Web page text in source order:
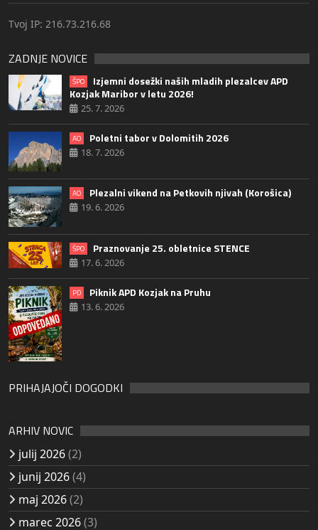
Tvoj IP: 216.73.216.68
ZADNJE NOVICE
ŠPO
Izjemni dosežki naših mladih plezalcev APD
Kozjak Maribor v letu 2026!
25. 7. 2026
AO Poletni tabor v Dolomitih 2026
18. 7. 2026
AO Plezalni vikend na Petkovih njivah (Korošica)
19. 6. 2026
ŠPO Praznovanje 25. obletnice STENCE
17. 6. 2026
PD Piknik APD Kozjak na Pruhu
13. 6. 2026
PRIHAJAJOČI DOGODKI
ARHIV NOVIC
julij 2026(2)
junij 2026(4)
maj 2026(2)
marec 2026(3)